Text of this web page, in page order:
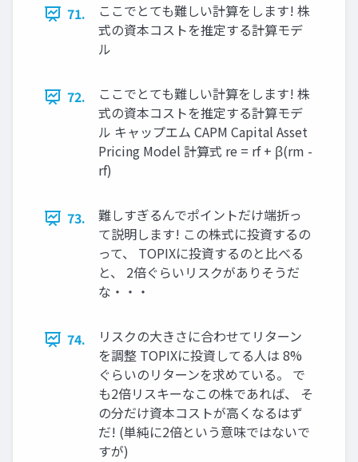
71.
ここでとても難しい計算をします! 株
式の資本コストを推定する計算モデ
ル
72.
ここでとても難しい計算をします! 株
式の資本コストを推定する計算モデ
ル キャップエム CAPM Capital Asset
Pricing Model 計算式 re = rf + β(rm -
rf)
73.
難しすぎるんでポイントだけ端折っ
て説明します! この株式に投資するの
って、 TOPIXに投資するのと比べる
と、 2倍ぐらいリスクがありそうだ
な・・・
74.
リスクの大きさに合わせてリターン
を調整 TOPIXに投資してる人は 8%
ぐらいのリターンを求めている。 で
も2倍リスキーなこの株であれば、 そ
の分だけ資本コストが高くなるはず
だ! (単純に2倍という意味ではないで
すが)